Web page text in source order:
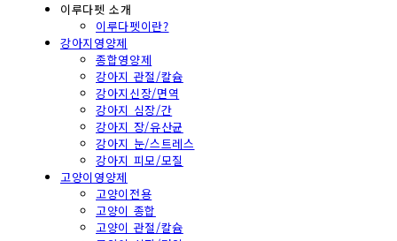
이루다펫 소개
이루다펫이란?
강아지영양제
종합영양제
강아지 관절/칼슘
강아지신장/면역
강아지 심장/간
강아지 장/유산균
강아지 눈/스트레스
강아지 피모/모질
고양이영양제
고양이전용
고양이 종합
고양이 관절/칼슘